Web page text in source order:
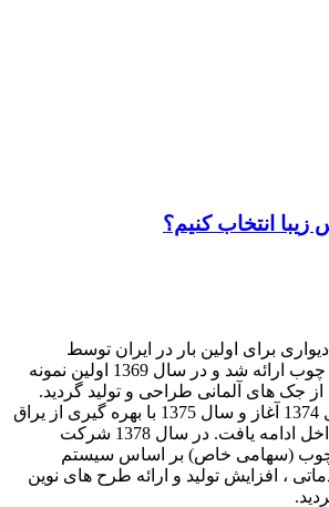
انتخاب کنیم؟
برای اولین بار در ایران توسط
مدیریت شرکت کم جا چوب ارائه شد و در سال 1369 اولین نمونه
از جک های آلمانی طراحی و تولید گردید.
تولید تخت تاشو از سال 1374 آغاز و سال 1375 با بهره گیری از یراق
آلات و جک های تولید داخل ادامه یافت. در سال 1378 شرکت
(سهامی خاص) بر اساس سیستم
، افزایش تولید و ارائه طرح های نوین